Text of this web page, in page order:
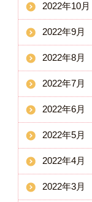
2022年10月
2022年9月
2022年8月
2022年7月
2022年6月
2022年5月
2022年4月
2022年3月